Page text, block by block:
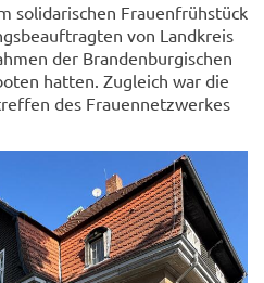
so­li­da­ri­schen Frau­en­früh­stück
von Land­kreis
der Bran­den­bur­gi­schen
hat­ten. Zu­gleich war die
des Frau­en­netz­wer­kes